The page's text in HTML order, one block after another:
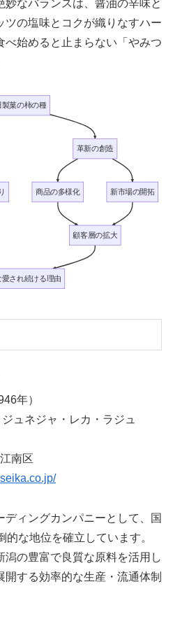
妙なバランスは、醤油の辛味と
ツの塩味とコクが織りなすハー
べ始めると止まらない「やみつ
製菓の柿の種
革新の創造
商品の多様化 新市場の開拓
顧客層の拡大
愛され続ける理由
年）
ュネジャ・レカ・ラジュ
南区
ィングカンパニーとして、国
な地位を確立しています。
潟の豊富で良質な原料を活用し
する効率的な生産・流通体制